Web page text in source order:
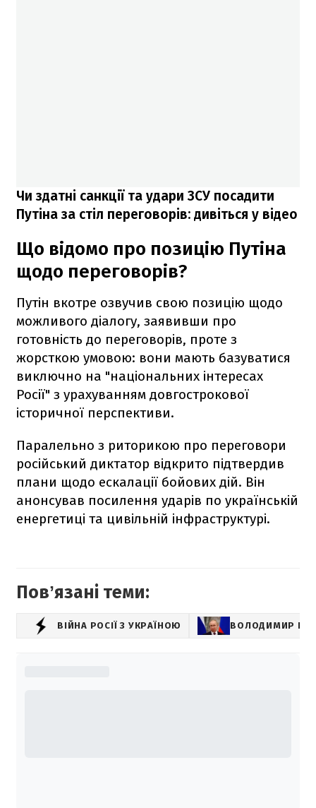
Чи здатні санкції та удари ЗСУ посадити
Путіна за стіл переговорів: дивіться у відео
Що відомо про позицію Путіна
щодо переговорів?
Путін вкотре озвучив свою позицію щодо
можливого діалогу, заявивши про
готовність до переговорів, проте з
жорсткою умовою: вони мають базуватися
виключно на "національних інтересах
Росії" з урахуванням довгострокової
історичної перспективи.
Паралельно з риторикою про переговори
російський диктатор відкрито підтвердив
плани щодо ескалації бойових дій. Він
анонсував посилення ударів по українській
енергетиці та цивільній інфраструктурі.
Повʼязані теми:
ВІЙНА РОСІЇ З УКРАЇНОЮ ВОЛОДИМИР